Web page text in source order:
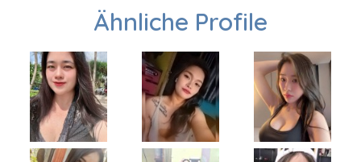
Ähnliche Profile